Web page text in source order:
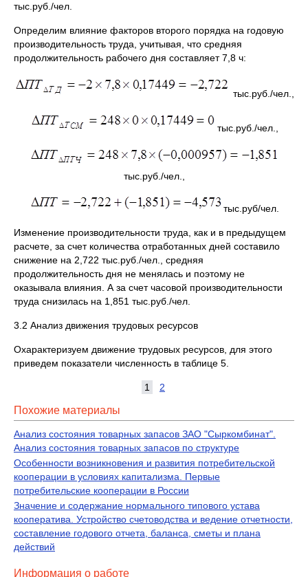
тыс.руб./чел.
Определим влияние факторов второго порядка на годовую
производительность труда, учитывая, что средняя
продолжительность рабочего дня составляет 7,8 ч:
тыс.руб./чел.,
тыс.руб./чел.,
тыс.руб./чел.,
тыс.руб/чел.
Изменение производительности труда, как и в предыдущем
расчете, за счет количества отработанных дней составило
снижение на 2,722 тыс.руб./чел., средняя
продолжительность дня не менялась и поэтому не
оказывала влияния. А за счет часовой производительности
труда снизилась на 1,851 тыс.руб./чел.
3.2 Анализ движения трудовых ресурсов
Охарактеризуем движение трудовых ресурсов, для этого
приведем показатели численность в таблице 5.
1 2
Похожие материалы
Анализ состояния товарных запасов ЗАО "Сыркомбинат".
Анализ состояния товарных запасов по структуре
Особенности возникновения и развития потребительской
кооперации в условиях капитализма. Первые
потребительские кооперации в России
Значение и содержание нормального типового устава
кооператива. Устройство счетоводства и ведение отчетности,
составление годового отчета, баланса, сметы и плана
действий
Информация о работе